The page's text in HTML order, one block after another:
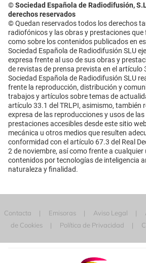
© Sociedad Española de Radiodifusión,
derechos reservados
© Quedan reservados todos los derechos
radiofónicos y las obras y prestaciones que
como sobre los contenidos publicados en
Sociedad Española de Radiodifusión SLU
expresa frente al uso de sus obras y
de revistas de prensa prevista en el artículo
Sociedad Española de Radiodifusión SLU
frente la reproducción, distribución y
trabajos y artículos sobre temas de
artículo 33.1 del TRLPI, asimismo, también
expresa de las reproducciones y usos de
prestaciones accesibles desde este sitio
mecánica u otros medios que resulten
conformidad con el artículo 67.3 del Real
2 de noviembre, así como frente a
contenidos por tecnologías de inteligencia
naturaleza y finalidad.
Contacta Emisoras Aviso Legal
de Cookies
Política de Privacidad